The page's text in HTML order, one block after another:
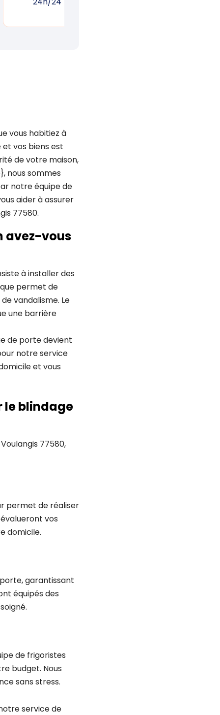
vous habitiez à
vos biens est
de votre maison,
nous sommes
notre équipe de
aider à assurer
77580.
avez-vous
à installer des
permet de
vandalisme. Le
une barrière
de porte devient
notre service
et vous
le blindage
77580,
permet de réaliser
vos
domicile.
garantissant
équipés des
de frigoristes
budget. Nous
sans stress.
service de